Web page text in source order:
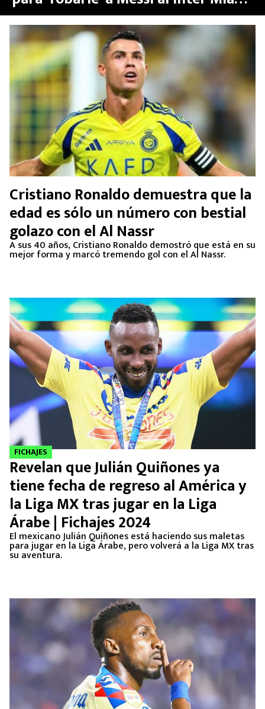
¿antes del Mundial de Clubes 2025?
Cristiano Ronaldo demuestra que la
edad es sólo un número con bestial
golazo con el Al Nassr
A sus 40 años, Cristiano Ronaldo demostró que está en su
mejor forma y marcó tremendo gol con el Al Nassr.
FICHAJES
Revelan que Julián Quiñones ya
tiene fecha de regreso al América y
la Liga MX tras jugar en la Liga
Árabe | Fichajes 2024
El mexicano Julián Quiñones está haciendo sus maletas
para jugar en la Liga Árabe, pero volverá a la Liga MX tras
su aventura.